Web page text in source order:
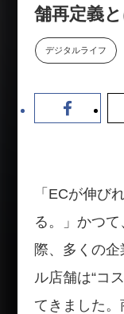
セミナー
舗再定義
デジタルライフ
「ECが伸び
る。」かつ
際、多くの
ル店舗は“コ
てきました